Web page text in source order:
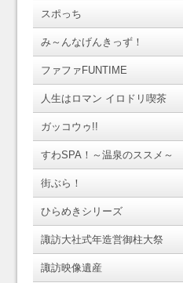
スポっち
み～んなげんきっず！
ファファFUNTIME
人生はロマン イロドリ喫茶
ガッコウゥ!!
すわSPA！～温泉のススメ～
街ぶら！
ひらめきシリーズ
諏訪大社式年造営御柱大祭
諏訪映像遺産